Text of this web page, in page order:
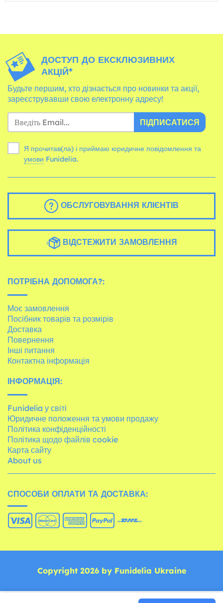
ДОСТУП ДО ЕКСКЛЮЗИВНИХ
АКЦІЙ*
Будьте першим, хто дізнається про новинки та акції,
зареєструвавши свою електронну адресу!
ПІДПИСАТИСЯ
Я прочитав(ла) і приймаю юридичне повідомлення та
умови Funidelia.
ОБСЛУГОВУВАННЯ КЛІЄНТІВ
ВІДСТЕЖИТИ ЗАМОВЛЕННЯ
ПОТРІБНА ДОПОМОГА?:
Моє замовлення
Посібник товарів та розмірів
Доставка
Повернення
Інші питання
Контактна інформація
ІНФОРМАЦІЯ:
Funidelia у світі
Юридичне положення та умови продажу
Політика конфіденційності
Політика щодо файлів cookie
Карта сайту
About us
СПОСОБИ ОПЛАТИ ТА ДОСТАВКА:
Copyright 2026 by Funidelia Ukraine